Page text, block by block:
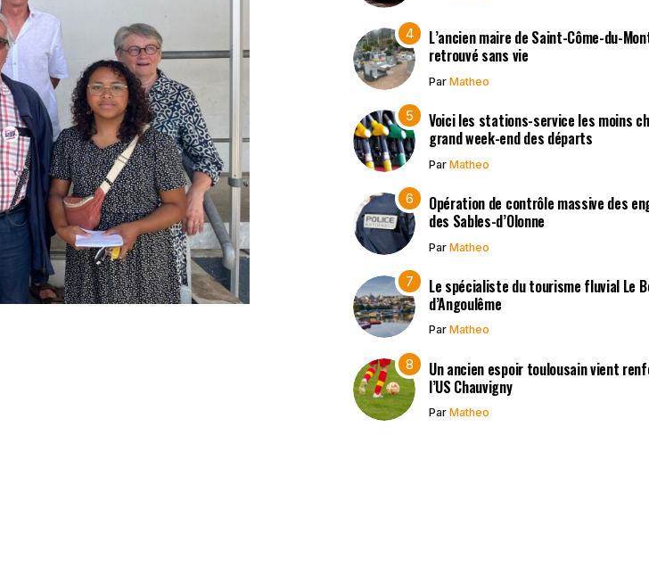
L’ancien maire de Saint-Côme-du-
retrouvé sans vie
Par Matheo
Voici les stations-service les moins
grand week-end des départs
Par Matheo
Opération de contrôle massive des
des Sables-d’Olonne
Par Matheo
Le spécialiste du tourisme fluvial Le
d’Angoulême
Par Matheo
Un ancien espoir toulousain vient
l’US Chauvigny
Par Matheo